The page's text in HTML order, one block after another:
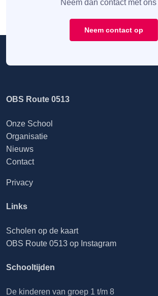
Neem dan contact met ons
Neem contact op
OBS Route 0513
Onze School
Organisatie
Nieuws
Contact
Privacy
Links
Scholen op de kaart
OBS Route 0513 op Instagram
Schooltijden
De kinderen van groep 1 t/m 8